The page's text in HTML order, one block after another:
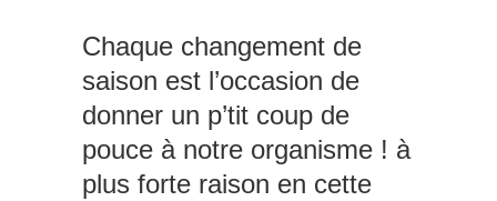
Chaque changement de
saison est l’occasion de
donner un p’tit coup de
pouce à notre organisme ! à
plus forte raison en cette